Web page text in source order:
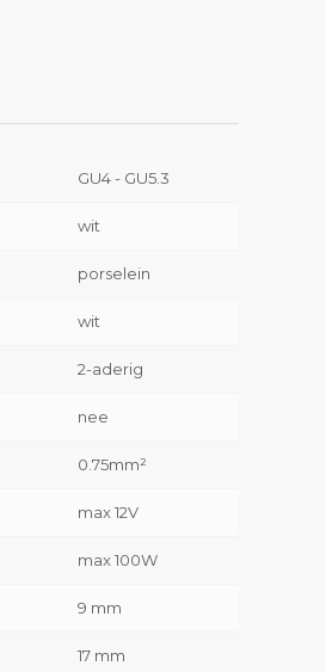
GU4 - GU5.3
wit
porselein
wit
2-aderig
nee
0.75mm²
max 12V
max 100W
9 mm
17 mm